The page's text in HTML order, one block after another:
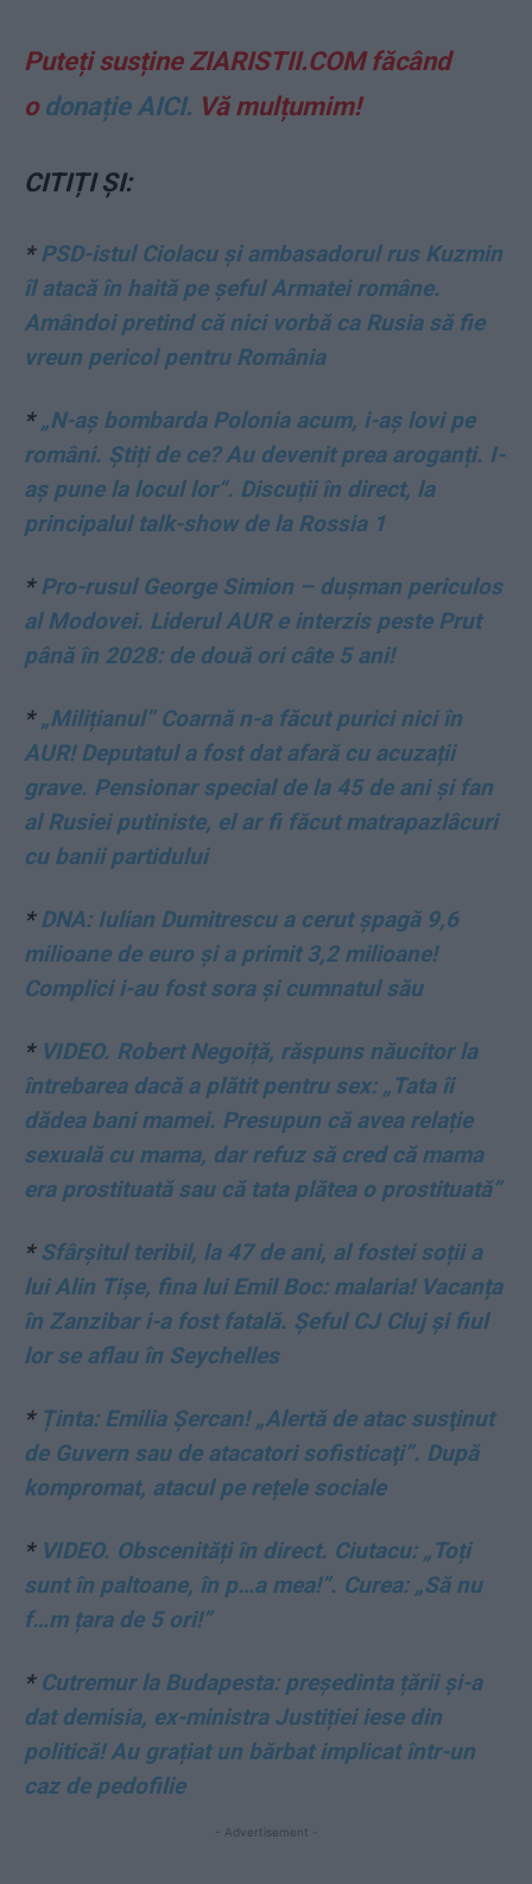
Puteți susține ZIARISTII.COM făcând
o donație AICI. Vă mulțumim!
CITIȚI ȘI:
*PSD-istul Ciolacu și ambasadorul rus Kuzmin
îl atacă în haită pe șeful Armatei române.
Amândoi pretind că nici vorbă ca Rusia să fie
vreun pericol pentru România
*„N-aș bombarda Polonia acum, i-aș lovi pe
români. Știți de ce? Au devenit prea aroganți. I-
aș pune la locul lor“. Discuții în direct, la
principalul talk-show de la Rossia 1
*Pro-rusul George Simion – dușman periculos
al Modovei. Liderul AUR e interzis peste Prut
până în 2028: de două ori câte 5 ani!
*„Milițianul” Coarnă n-a făcut purici nici în
AUR! Deputatul a fost dat afară cu acuzații
grave. Pensionar special de la 45 de ani și fan
al Rusiei putiniste, el ar fi făcut matrapazlâcuri
cu banii partidului
*DNA: Iulian Dumitrescu a cerut șpagă 9,6
milioane de euro și a primit 3,2 milioane!
Complici i-au fost sora și cumnatul său
* VIDEO. Robert Negoiță, răspuns năucitor la
întrebarea dacă a plătit pentru sex: „Tata îi
dădea bani mamei. Presupun că avea relație
sexuală cu mama, dar refuz să cred că mama
era prostituată sau că tata plătea o prostituată”
* Sfârșitul teribil, la 47 de ani, al fostei soții a
lui Alin Tișe, fina lui Emil Boc: malaria! Vacanța
în Zanzibar i-a fost fatală. Șeful CJ Cluj și fiul
lor se aflau în Seychelles
* Ținta: Emilia Șercan! „Alertă de atac susţinut
de Guvern sau de atacatori sofisticaţi”. După
kompromat, atacul pe rețele sociale
* VIDEO. Obscenități în direct. Ciutacu: „Toți
sunt în paltoane, în p…a mea!”. Curea: „Să nu
f…m țara de 5 ori!”
* Cutremur la Budapesta: președinta țării și-a
dat demisia, ex-ministra Justiției iese din
politică! Au grațiat un bărbat implicat într-un
caz de pedofilie
- Advertisement -